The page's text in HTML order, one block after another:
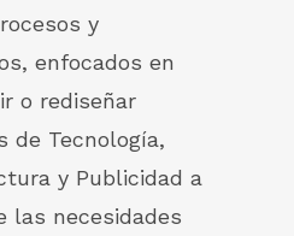
y
enfocados en
o rediseñar
de Tecnología,
y Publicidad a
las necesidades